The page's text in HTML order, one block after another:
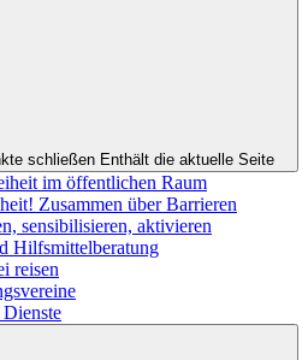
schließen Enthält die aktuelle Seite
im öffentlichen Raum
Zusammen über Barrieren
sensibilisieren, aktivieren
Hilfsmittelberatung
reisen